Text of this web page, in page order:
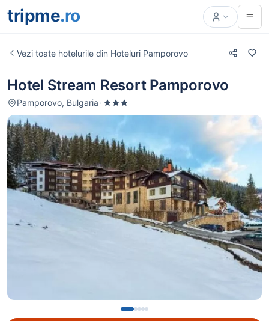
tripme.ro
Vezi toate hotelurile din Hoteluri Pamporovo
Hotel Stream Resort Pamporovo
Pamporovo, Bulgaria ·